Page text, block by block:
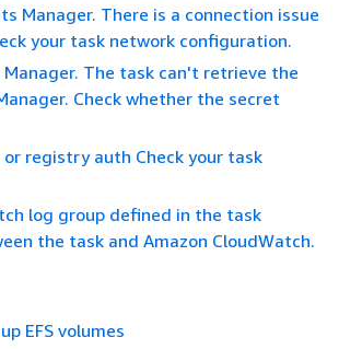
Manager. There is a connection issue
your task network configuration.
The task can't retrieve the
Check whether the secret
registry auth Check your task
log group defined in the task
the task and Amazon CloudWatch.
EFS volumes